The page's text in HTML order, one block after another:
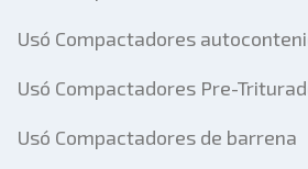
Usó Compactadores
Usó Compactadores Pre-
Usó Compactadores de barrena